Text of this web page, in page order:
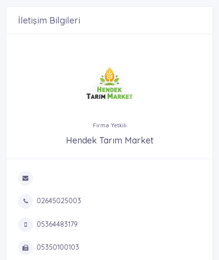
İletişim Bilgileri
Firma Yetkili
Hendek Tarım Market
02645025003
05364483179
05350100103